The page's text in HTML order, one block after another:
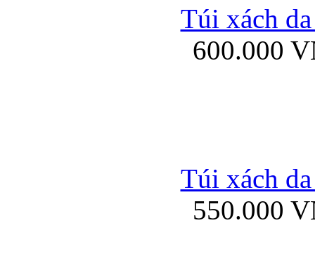
Bao da iPhone 5
Túi xách
600.000
Túi xách
550.000